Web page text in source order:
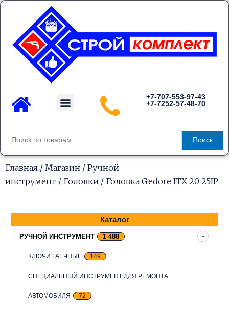
Перейти
содержимому
Menu
+7-707-553-97-43
+7-7252-57-48-70
Искать:
Поиск
Главная / Магазин / Ручной
инструмент / Головки / Головка Gedore ITX 20 25IP
Каталог
РУЧНОЙ ИНСТРУМЕНТ 1 488
КЛЮЧИ ГАЕЧНЫЕ 149
СПЕЦИАЛЬНЫЙ ИНСТРУМЕНТ ДЛЯ РЕМОНТА
АВТОМОБИЛЯ 72